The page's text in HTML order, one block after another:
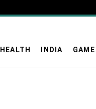
HEALTH INDIA GAME